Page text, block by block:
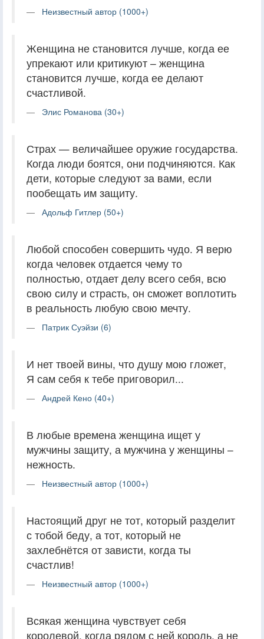
Неизвестный автор (1000+)
Женщина не становится лучше, когда ее
упрекают или критикуют – женщина
становится лучше, когда ее делают
счастливой.
Элис Романова (30+)
Страх — величайшее оружие государства.
Когда люди боятся, они подчиняются. Как
дети, которые следуют за вами, если
пообещать им защиту.
Адольф Гитлер (50+)
Любой способен совершить чудо. Я верю
когда человек отдается чему то
полностью, отдает делу всего себя, всю
свою силу и страсть, он сможет воплотить
в реальность любую свою мечту.
Патрик Суэйзи (6)
И нет твоей вины, что душу мою гложет,
Я сам себя к тебе приговорил...
Андрей Кено (40+)
В любые времена женщина ищет у
мужчины защиту, а мужчина у женщины –
нежность.
Неизвестный автор (1000+)
Настоящий друг не тот, который разделит
с тобой беду, а тот, который не
захлебнётся от зависти, когда ты
счастлив!
Неизвестный автор (1000+)
Всякая женщина чувствует себя
королевой, когда рядом с ней король, а не